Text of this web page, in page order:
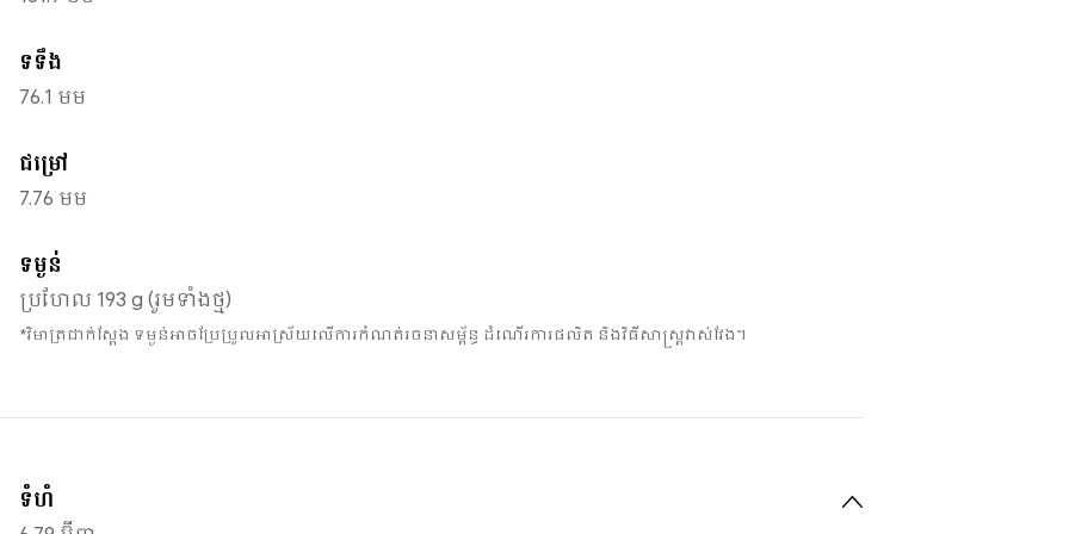
ទទឹង
76.1 មម
ជម្រៅ
7.76 មម
ទម្ងន់
ប្រហែល 193 g (រួមទាំងថ្ម)
*វិមាត្រជាក់ស្តែង ទម្ងន់អាចប្រែប្រួលអាស្រ័យលើការកំណត់រចនាសម្ព័ន្ធ ដំណើរការផលិត និងវិធីសាស្ត្រវាស់វែង។
ទំហំ